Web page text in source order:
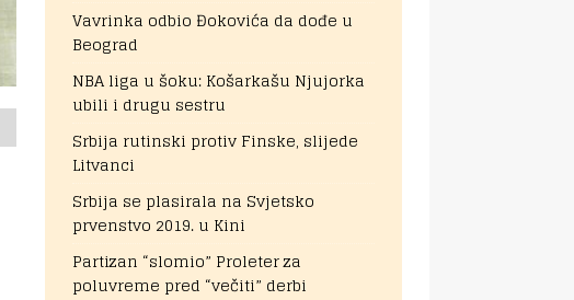
Vavrinka odbio Đokovića da dođe u
Beograd
NBA liga u šoku: Košarkašu Njujorka
ubili i drugu sestru
Srbija rutinski protiv Finske, slijede
Litvanci
Srbija se plasirala na Svjetsko
prvenstvo 2019. u Kini
Partizan “slomio” Proleter za
poluvreme pred “večiti” derbi